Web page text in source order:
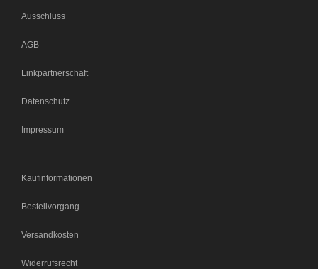
Ausschluss
AGB
Linkpartnerschaft
Datenschutz
Impressum
Kaufinformationen
Bestellvorgang
Versandkosten
Widerrufsrecht